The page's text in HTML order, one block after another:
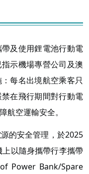
及使用鋰電池行動電
示機場專營公司及澳
每名出境航空乘客只
在飛行期間對行動電
航空運輸安全。
的安全管理，於2025
以隨身攜帶行李攜帶
Power Bank/Spare